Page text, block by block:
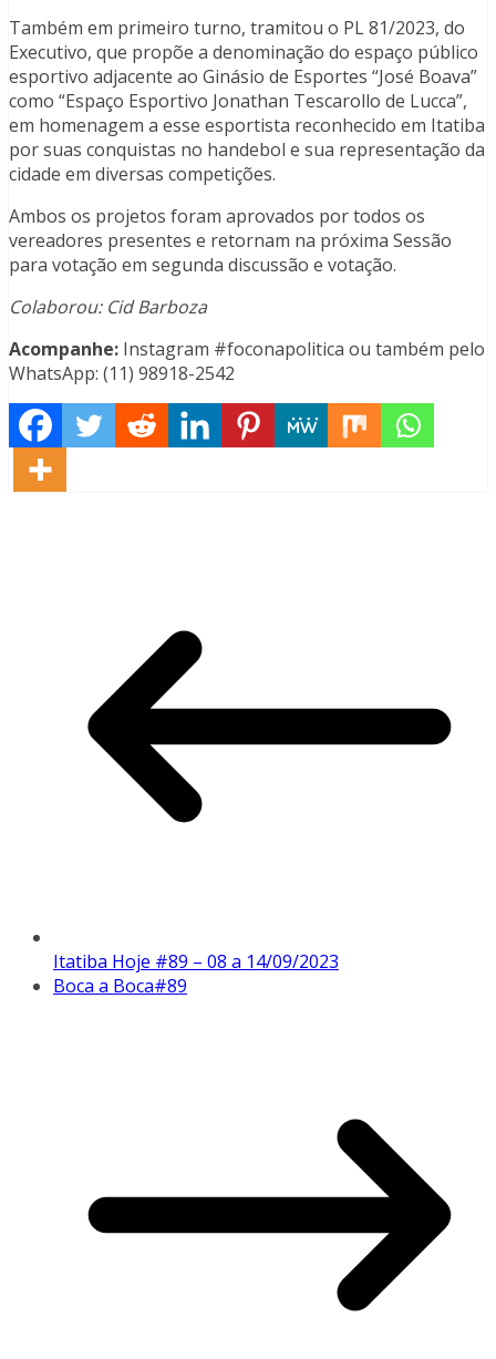
Também em primeiro turno, tramitou o PL 81/2023, do
Executivo, que propõe a denominação do espaço público
esportivo adjacente ao Ginásio de Esportes “José Boava”
como “Espaço Esportivo Jonathan Tescarollo de Lucca”,
em homenagem a esse esportista reconhecido em Itatiba
por suas conquistas no handebol e sua representação da
cidade em diversas competições.
Ambos os projetos foram aprovados por todos os
vereadores presentes e retornam na próxima Sessão
para votação em segunda discussão e votação.
Colaborou: Cid Barboza
Acompanhe: Instagram #foconapolitica ou também pelo
WhatsApp: (11) 98918-2542
Itatiba Hoje #89 – 08 a 14/09/2023
Boca a Boca#89